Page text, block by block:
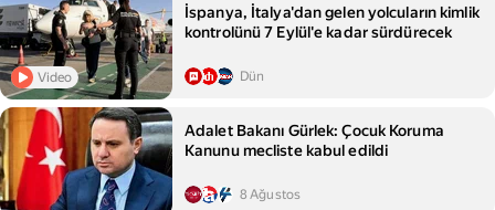
Video
İspanya, İtalya'dan gelen yolcuların kimlik
kontrolünü 7 Eylül'e kadar sürdürecek
Dün
Adalet Bakanı Gürlek: Çocuk Koruma
Kanunu mecliste kabul edildi
8 Ağustos